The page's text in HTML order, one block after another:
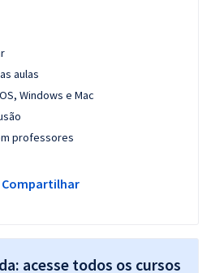
aulas
Windows e Mac
professores
Compartilhar
acesse todos os cursos